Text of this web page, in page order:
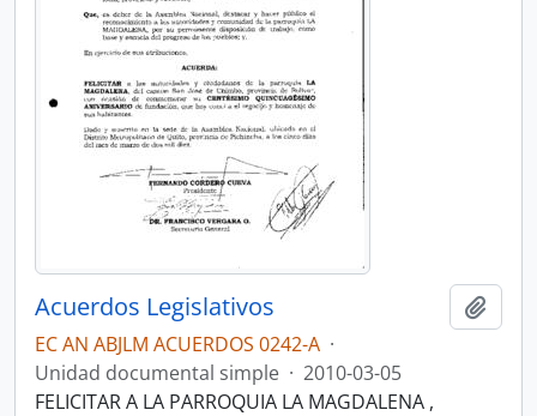
Acuerdos Legislativos
EC AN ABJLM ACUERDOS 0242-A ·
Unidad documental simple · 2010-03-05
FELICITAR A LA PARROQUIA LA MAGDALENA ,